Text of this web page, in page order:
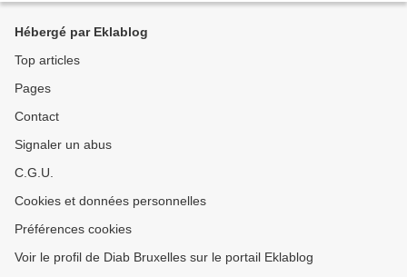
Hébergé par Eklablog
Top articles
Pages
Contact
Signaler un abus
C.G.U.
Cookies et données personnelles
Préférences cookies
Voir le profil de Diab Bruxelles sur le portail Eklablog